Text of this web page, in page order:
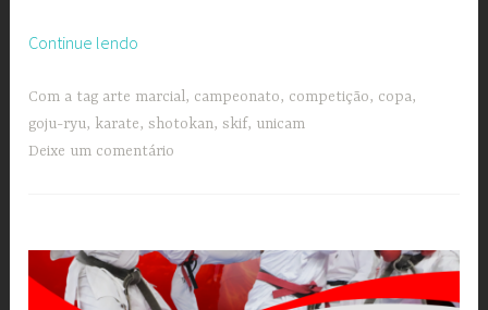
Continue lendo
Heiseikan
encerra
uma
previsto”
Com a tag arte marcial, campeonato, competição, copa,
goju-ryu, karate,shotokan,skif, unicam
Deixe um comentário